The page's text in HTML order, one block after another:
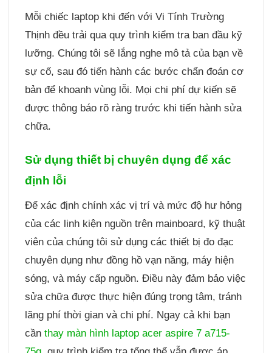
Mỗi chiếc laptop khi đến với Vi Tính Trường
Thịnh đều trải qua quy trình kiểm tra ban đầu kỹ
lưỡng. Chúng tôi sẽ lắng nghe mô tả của bạn về
sự cố, sau đó tiến hành các bước chẩn đoán cơ
bản để khoanh vùng lỗi. Mọi chi phí dự kiến sẽ
được thông báo rõ ràng trước khi tiến hành sửa
chữa.
Sử dụng thiết bị chuyên dụng để xác
định lỗi
Để xác định chính xác vị trí và mức độ hư hỏng
của các linh kiện nguồn trên mainboard, kỹ thuật
viên của chúng tôi sử dụng các thiết bị đo đạc
chuyên dụng như đồng hồ vạn năng, máy hiện
sóng, và máy cấp nguồn. Điều này đảm bảo việc
sửa chữa được thực hiện đúng trọng tâm, tránh
lãng phí thời gian và chi phí. Ngay cả khi bạn
cần thay màn hình laptop acer aspire 7 a715-